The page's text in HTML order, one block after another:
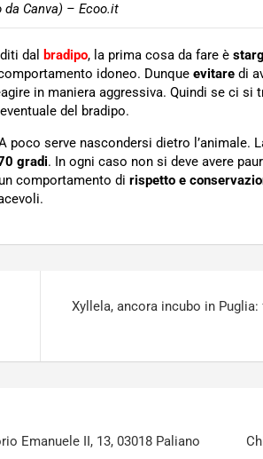
da Canva) – Ecoo.it
dal bradipo, la prima cosa da fare è
idoneo. Dunque evitare di
in maniera aggressiva. Quindi se ci si
del bradipo.
serve nascondersi dietro l’animale.
gradi. In ogni caso non si deve avere
comportamento di rispetto e
Xyllela, ancora incubo in Puglia:
Emanuele II, 13, 03018 Paliano